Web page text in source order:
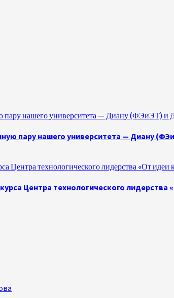
пару нашего университета — Диану
пару нашего университета — Диану
Центра технологического лидерства «От идеи
Центра технологического лидерства